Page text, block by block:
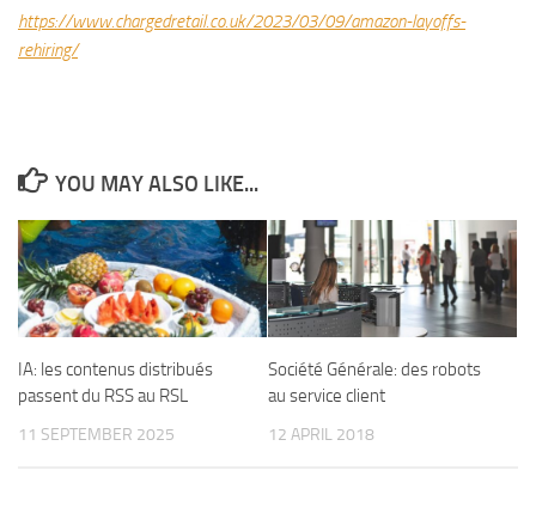
https://www.chargedretail.co.uk/2023/03/09/amazon-layoffs-
rehiring/
YOU MAY ALSO LIKE...
IA: les contenus distribués
passent du RSS au RSL
11 SEPTEMBER 2025
Société Générale: des robots
au service client
12 APRIL 2018